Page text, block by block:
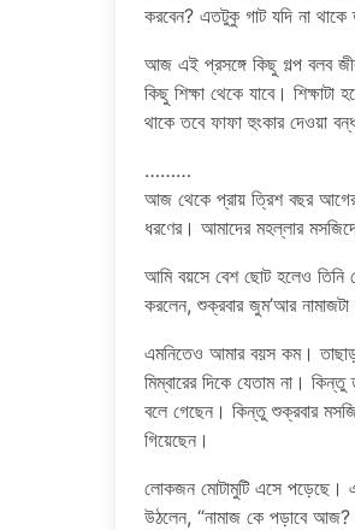
করবেন? এতটুকু গাট যদি না
আজ এই প্রসঙ্গে কিছু গল্প বলব
কিছু শিক্ষা থেকে যাবে।
থাকে তবে ফাফা হুংকার দেওয়া
………
আজ থেকে প্রায় ত্রিশ বছর আগের
ধরণের। আমাদের মহল্লার
আমি বয়সে বেশ ছোট হলেও তিনি
করলেন, শুক্রবার জুম’আর
এমনিতেও আমার বয়স কম।
মিম্বারের দিকে যেতাম না।
বলে গেছেন। কিন্তু শুক্রবার
গিয়েছেন।
লোকজন মোটামুটি এসে পড়েছে।
উঠলেন, “নামাজ কে পড়াবে আজ?